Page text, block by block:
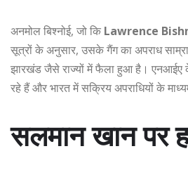
अनमोल बिश्नोई, जो कि Lawrence
सूत्रों के अनुसार, उसके गैंग का अपराध
झारखंड जैसे राज्यों में फैला हुआ है। एनआईए
रहे हैं और भारत में सक्रिय अपराधियों के
सलमान खान पर